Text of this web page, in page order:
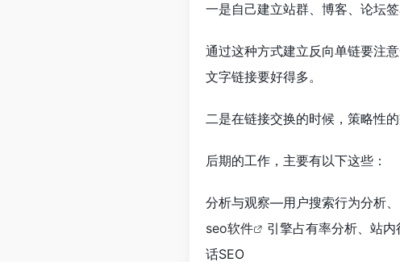
一是自己建立站群、博客、论坛签
通过这种方式建立反向单链要注
文字链接要好得多。
二是在链接交换的时候，策略性的
后期的工作，主要有以下这些：
分析与观察—用户搜索行为分析
seo软件
引擎占有率分析、站
话SEO